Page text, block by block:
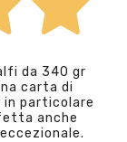
da 340 gr
carta di
in particolare
anche